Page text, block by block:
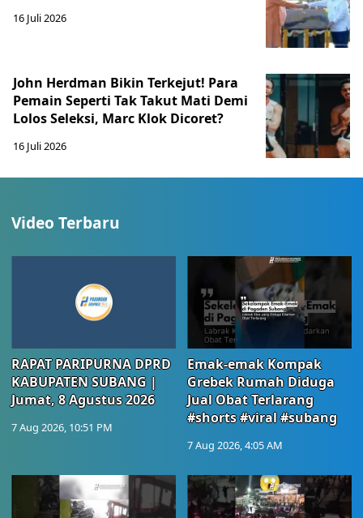
16 Juli 2026
John Herdman Bikin Terkejut! Para
Pemain Seperti Tak Takut Mati Demi
Lolos Seleksi, Marc Klok Dicoret?
16 Juli 2026
Video Terbaru
RAPAT PARIPURNA DPRD
KABUPATEN SUBANG |
Jumat, 8 Agustus 2026
7 Aug 2026, 10:51 PM
Emak-emak Kompak
Grebek Rumah Diduga
Jual Obat Terlarang
#shorts #viral #subang
7 Aug 2026, 4:05 AM